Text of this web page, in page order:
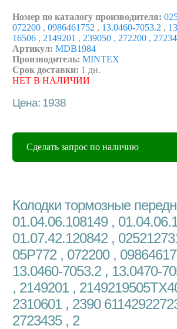
Номер по каталогу производителя:
072200 , 0986461752 , 13.0460-7053.2 ,
16506 , 2149201 , 239050 , 272200 ,
Артикул: MDB1984
Производитель: MINTEX
Срок доставки: 1 дн.
НЕТ В НАЛИЧИИ
Цена: 1938
Сделать запрос по наличию
Колодки тормозные
01.04.06.108149 ,
01.07.42.120842 ,
05P772 , 072200 ,
13.0460-7053.2 , 13.0470-
, 2149201 ,
2310601 , 2390
2723435 , 2